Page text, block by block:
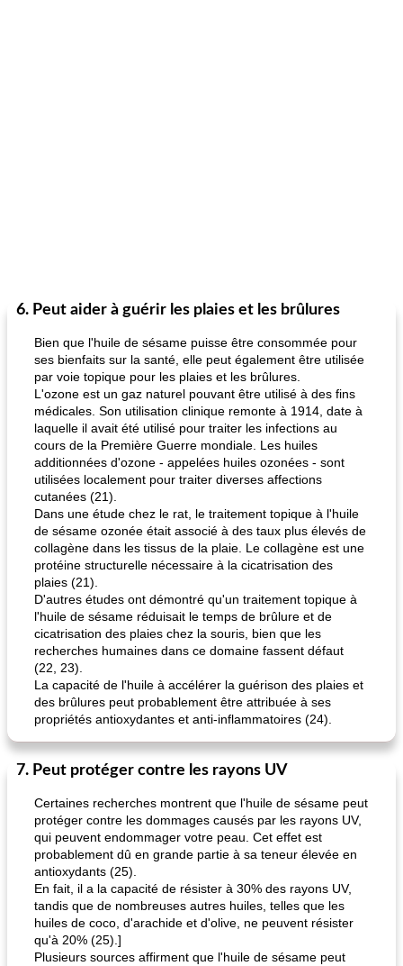
6. Peut aider à guérir les plaies et les brûlures
Bien que l'huile de sésame puisse être consommée pour
ses bienfaits sur la santé, elle peut également être utilisée
par voie topique pour les plaies et les brûlures.
L'ozone est un gaz naturel pouvant être utilisé à des fins
médicales. Son utilisation clinique remonte à 1914, date à
laquelle il avait été utilisé pour traiter les infections au
cours de la Première Guerre mondiale. Les huiles
additionnées d'ozone - appelées huiles ozonées - sont
utilisées localement pour traiter diverses affections
cutanées (21).
Dans une étude chez le rat, le traitement topique à l'huile
de sésame ozonée était associé à des taux plus élevés de
collagène dans les tissus de la plaie. Le collagène est une
protéine structurelle nécessaire à la cicatrisation des
plaies (21).
D'autres études ont démontré qu'un traitement topique à
l'huile de sésame réduisait le temps de brûlure et de
cicatrisation des plaies chez la souris, bien que les
recherches humaines dans ce domaine fassent défaut
(22, 23).
La capacité de l'huile à accélérer la guérison des plaies et
des brûlures peut probablement être attribuée à ses
propriétés antioxydantes et anti-inflammatoires (24).
7. Peut protéger contre les rayons UV
Certaines recherches montrent que l'huile de sésame peut
protéger contre les dommages causés par les rayons UV,
qui peuvent endommager votre peau. Cet effet est
probablement dû en grande partie à sa teneur élevée en
antioxydants (25).
En fait, il a la capacité de résister à 30% des rayons UV,
tandis que de nombreuses autres huiles, telles que les
huiles de coco, d'arachide et d'olive, ne peuvent résister
qu'à 20% (25).]
Plusieurs sources affirment que l'huile de sésame peut